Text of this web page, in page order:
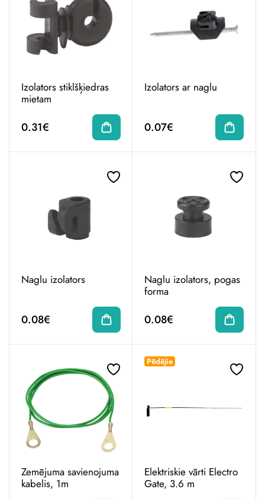
Izolators stiklšķiedras
mietam
0.31€
Izolators ar naglu
0.07€
Naglu izolators
0.08€
Naglu izolators, pogas
forma
0.08€
Zemējuma savienojuma
kabelis, 1m
Pēdējie
Elektriskie vārti Electro
Gate, 3.6 m